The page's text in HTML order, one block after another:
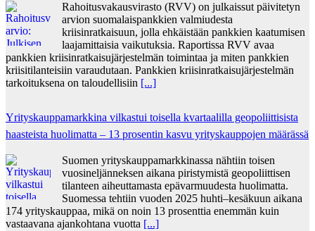
Rahoitusvakausvirasto (RVV) on julkaissut päivitetyn
arvion suomalaispankkien valmiudesta
kriisinratkaisuun, jolla ehkäistään pankkien kaatumisen
laajamittaisia vaikutuksia. Raportissa RVV avaa
pankkien kriisinratkaisujärjestelmän toimintaa ja miten pankkien
kriisitilanteisiin varaudutaan. Pankkien kriisinratkaisujärjestelmän
tarkoituksena on taloudellisiin [...]
Yrityskauppamarkkina vilkastui toisella kvartaalilla geopoliittisista
haasteista huolimatta – 13 prosentin kasvu yrityskauppojen määrässä
Suomen yrityskauppamarkkinassa nähtiin toisen
vuosineljänneksen aikana piristymistä geopoliittisen
tilanteen aiheuttamasta epävarmuudesta huolimatta.
Suomessa tehtiin vuoden 2025 huhti–kesäkuun aikana
174 yrityskauppaa, mikä on noin 13 prosenttia enemmän kuin
vastaavana ajankohtana vuotta [...]